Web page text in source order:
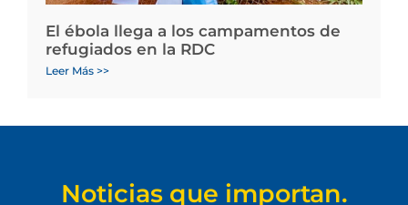
El ébola llega a los campamentos de
refugiados en la RDC
Leer Más >>
Noticias que importan.